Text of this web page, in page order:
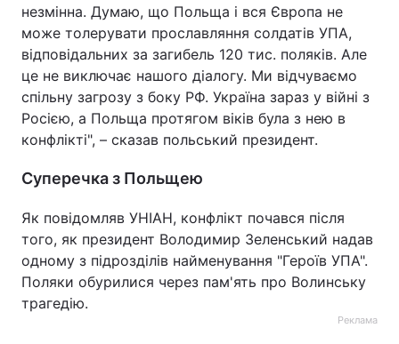
незмінна. Думаю, що Польща і вся Європа не
може толерувати прославляння солдатів УПА,
відповідальних за загибель 120 тис. поляків. Але
це не виключає нашого діалогу. Ми відчуваємо
спільну загрозу з боку РФ. Україна зараз у війні з
Росією, а Польща протягом віків була з нею в
конфлікті", – сказав польський президент.
Суперечка з Польщею
Як повідомляв УНІАН, конфлікт почався після
того, як президент Володимир Зеленський надав
одному з підрозділів найменування "Героїв УПА".
Поляки обурилися через пам'ять про Волинську
трагедію.
Реклама